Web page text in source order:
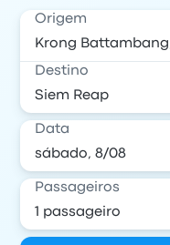
Origem
Destino
Data
Passageiros